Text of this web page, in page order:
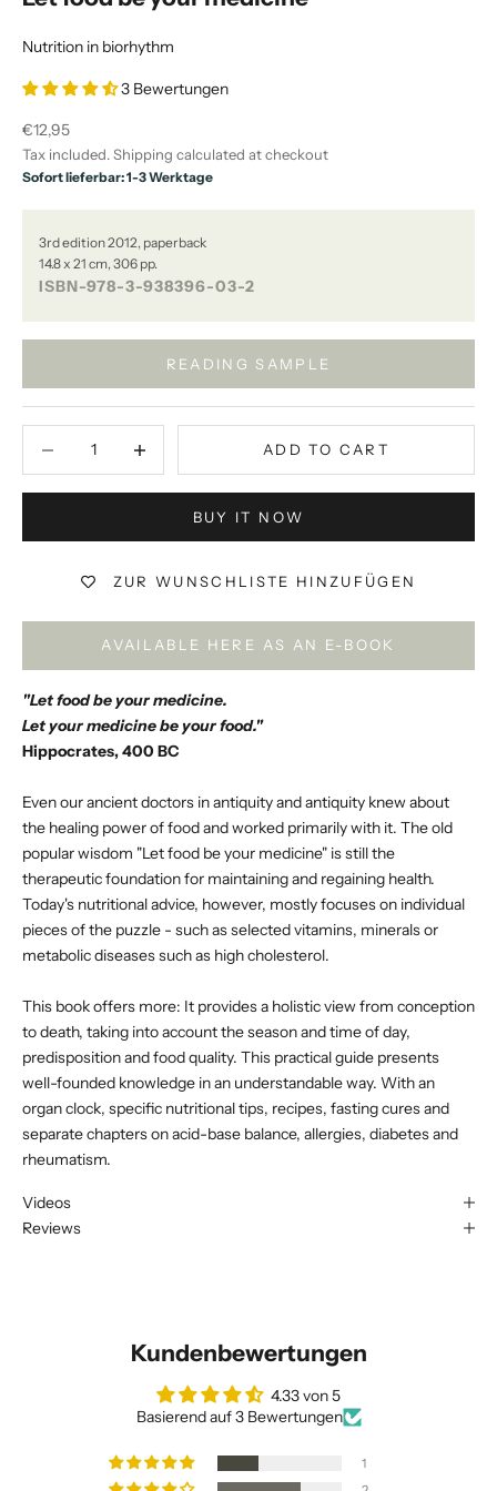
Nutrition in biorhythm
3 Bewertungen
Sale price
€12,95
Tax included.Shipping calculated at checkout
Sofort lieferbar: 1-3 Werktage
3rd edition 2012, paperback
14.8 x 21 cm, 306 pp.
ISBN-978-3-938396-03-2
READING SAMPLE
ADD TO CART
BUY IT NOW
ZUR WUNSCHLISTE HINZUFÜGEN
AVAILABLE HERE AS AN E-BOOK
"Let food be your medicine.
Let your medicine be your food."
Hippocrates, 400 BC
Even our ancient doctors in antiquity and antiquity knew about
the healing power of food and worked primarily with it. The old
popular wisdom "Let food be your medicine" is still the
therapeutic foundation for maintaining and regaining health.
Today's nutritional advice, however, mostly focuses on individual
pieces of the puzzle - such as selected vitamins, minerals or
metabolic diseases such as high cholesterol.
This book offers more: It provides a holistic view from conception
to death, taking into account the season and time of day,
predisposition and food quality. This practical guide presents
well-founded knowledge in an understandable way. With an
organ clock, specific nutritional tips, recipes, fasting cures and
separate chapters on acid-base balance, allergies, diabetes and
rheumatism.
Videos
Reviews
Kundenbewertungen
4.33 von 5
Basierend auf 3 Bewertungen
1